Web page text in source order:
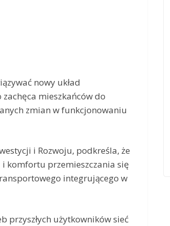
nowy układ
mieszkańców do
zmian w funkcjonowaniu
i Rozwoju, podkreśla, że
i komfortu przemieszczania się
integrującego w
przyszłych użytkowników sieć